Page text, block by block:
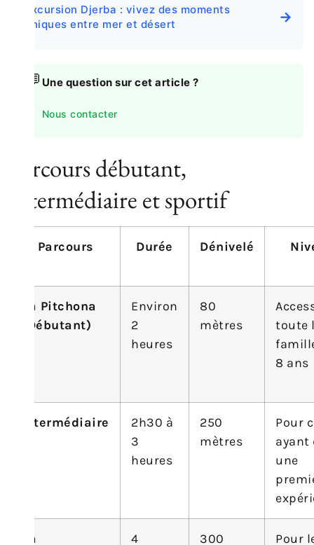
Excursion Djerba : vivez des moments
uniques entre mer et désert
→
💬 Une question sur cet article ?
Nous contacter
Parcours débutant,
intermédiaire et sportif
Parcours Durée Dénivelé
La Pitchona
(Débutant)
Environ
2
heures
80
mètres
toute
8 ans
Intermédiaire
2h30 à
3
heures
250
mètres
Pour
ayant
une
La
4
300
Pour